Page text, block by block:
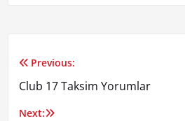
Yazı
gezinmesi
Previous:
Club 17 Taksim Yorumlar
Next: